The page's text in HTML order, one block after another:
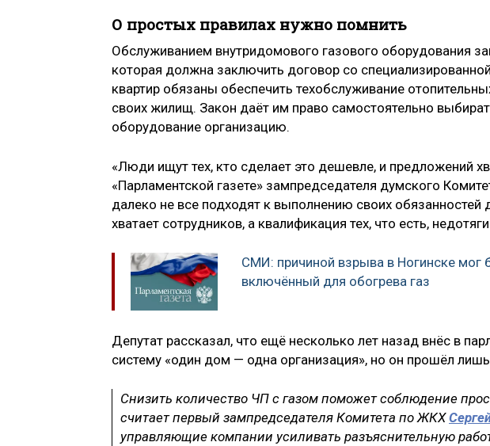
О простых правилах нужно помнить
Обслуживанием внутридомового газового оборудования
которая должна заключить договор со
квартир обязаны обеспечить техобслуживание
своих жилищ. Закон даёт им право самостоятельно
оборудование организацию.
«Люди ищут тех, кто сделает это дешевле, и предложений
«Парламентской газете» зампредседателя думского
далеко не все подходят к выполнению своих
хватает сотрудников, а квалификация тех, что есть,
СМИ: причиной взрыва в Ногинске мог
включённый для обогрева газ
Депутат рассказал, что ещё несколько лет назад внёс в
систему «один дом — одна организация», но он прошёл лишь
Снизить количество ЧП с газом поможет соблюдение
считает первый зампредседателя Комитета по ЖКХ
управляющие компании усиливать разъяснительную